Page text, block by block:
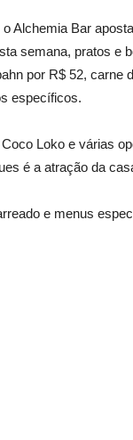
Alchemia Bar
semana, pratos e
por R$ 52, carne
específicos.
Loko e várias
é a atração da
e menus